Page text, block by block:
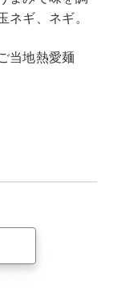
ネギ、ネギ。
当地熱愛麺